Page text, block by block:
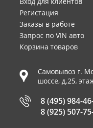
Регистация
Заказы в работе
Запрос по VIN авто
Корзина товаров
Самовывоз г.
шоссе, д.25,
8 (495) 984-
8 (925) 507-